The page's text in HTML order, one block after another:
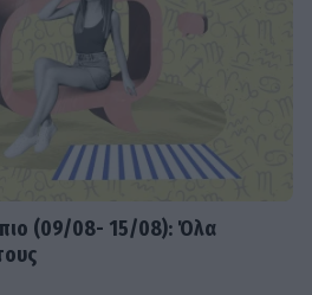
(09/08- 15/08): Όλα